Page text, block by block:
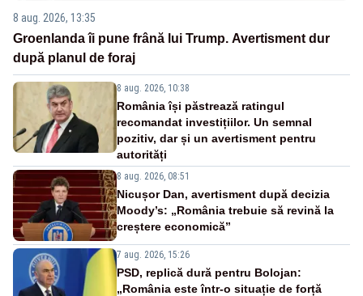
8 aug. 2026, 13:35
Groenlanda îi pune frână lui Trump. Avertisment dur
după planul de foraj
8 aug. 2026, 10:38
România își păstrează ratingul
recomandat investițiilor. Un semnal
pozitiv, dar și un avertisment pentru
autorități
8 aug. 2026, 08:51
Nicușor Dan, avertisment după decizia
Moody’s: „România trebuie să revină la
creștere economică”
7 aug. 2026, 15:26
PSD, replică dură pentru Bolojan:
„România este într-o situație de forță